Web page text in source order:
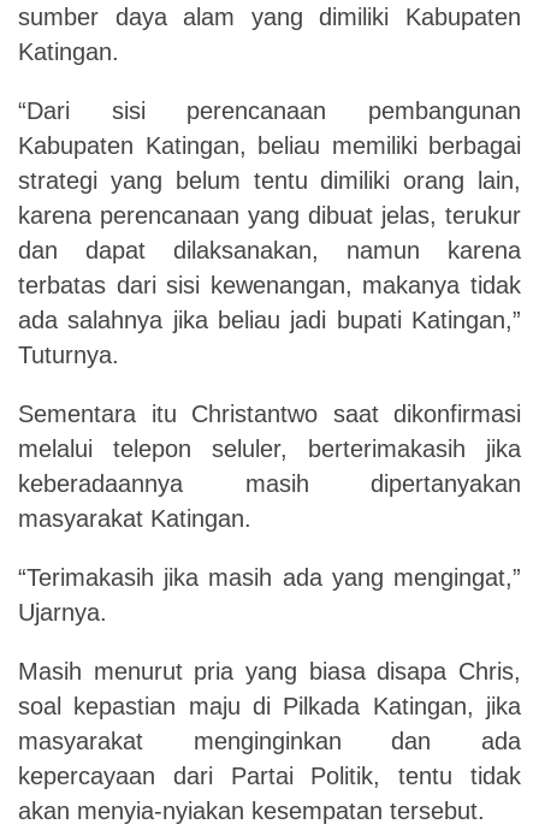
sumber daya alam yang dimiliki Kabupaten
Katingan.
“Dari sisi perencanaan pembangunan
Kabupaten Katingan, beliau memiliki berbagai
strategi yang belum tentu dimiliki orang lain,
karena perencanaan yang dibuat jelas, terukur
dan dapat dilaksanakan, namun karena
terbatas dari sisi kewenangan, makanya tidak
ada salahnya jika beliau jadi bupati Katingan,”
Tuturnya.
Sementara itu Christantwo saat dikonfirmasi
melalui telepon seluler, berterimakasih jika
keberadaannya masih dipertanyakan
masyarakat Katingan.
“Terimakasih jika masih ada yang mengingat,”
Ujarnya.
Masih menurut pria yang biasa disapa Chris,
soal kepastian maju di Pilkada Katingan, jika
masyarakat menginginkan dan ada
kepercayaan dari Partai Politik, tentu tidak
akan menyia-nyiakan kesempatan tersebut.